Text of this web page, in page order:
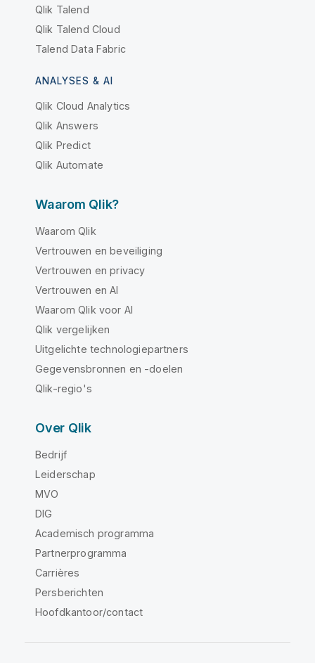
Qlik Talend
Qlik Talend Cloud
Talend Data Fabric
ANALYSES & AI
Qlik Cloud Analytics
Qlik Answers
Qlik Predict
Qlik Automate
Waarom Qlik?
Waarom Qlik
Vertrouwen en beveiliging
Vertrouwen en privacy
Vertrouwen en AI
Waarom Qlik voor AI
Qlik vergelijken
Uitgelichte technologiepartners
Gegevensbronnen en -doelen
Qlik-regio's
Over Qlik
Bedrijf
Leiderschap
MVO
DIG
Academisch programma
Partnerprogramma
Carrières
Persberichten
Hoofdkantoor/contact